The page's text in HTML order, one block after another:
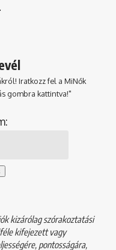
Iratkozz fel a MiNők
gombra kattintva!"
kizárólag szórakoztatási
kifejezett vagy
pontosságára,